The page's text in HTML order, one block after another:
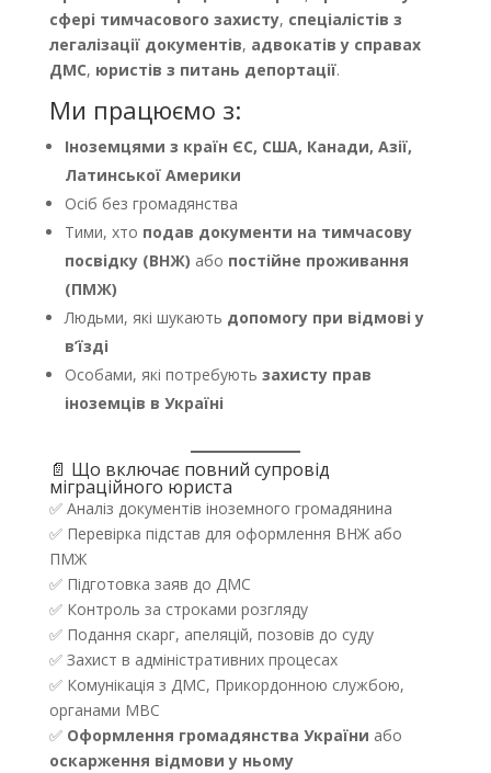
сфері тимчасового захисту, спеціалістів з
легалізації документів, адвокатів у справах
ДМС, юристів з питань депортації.
Ми працюємо з:
Іноземцями з країн ЄС, США, Канади, Азії,
Латинської Америки
Осіб без громадянства
Тими, хто подав документи на тимчасову
посвідку (ВНЖ) або постійне проживання
(ПМЖ)
Людьми, які шукають допомогу при відмові у
в’їзді
Особами, які потребують захисту прав
іноземців в Україні
📄 Що включає повний супровід
міграційного юриста
✅ Аналіз документів іноземного громадянина
✅ Перевірка підстав для оформлення ВНЖ або
ПМЖ
✅ Підготовка заяв до ДМС
✅ Контроль за строками розгляду
✅ Подання скарг, апеляцій, позовів до суду
✅ Захист в адміністративних процесах
✅ Комунікація з ДМС, Прикордонною службою,
органами МВС
✅ Оформлення громадянства України або
оскарження відмови у ньому